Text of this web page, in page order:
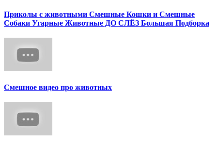
Приколы с животными Смешные Кошки и Смешные
Собаки Угарные Животные ДО СЛЁЗ Большая Подборка
Смешное видео про животных